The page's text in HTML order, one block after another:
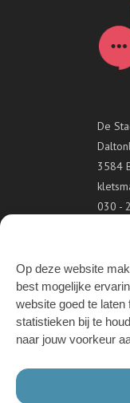
Op deze website
best mogelijke
website goed te
statistieken bij te
naar jouw voorkeur
De
3584
030 -